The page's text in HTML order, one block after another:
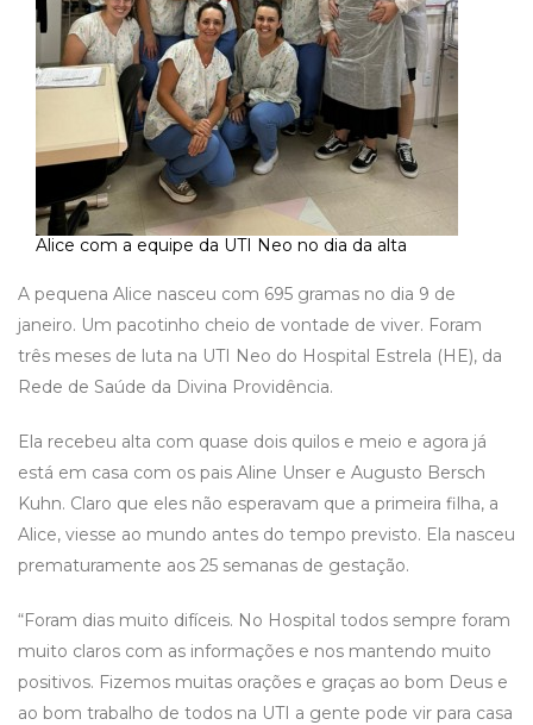
Alice com a equipe da UTI Neo no dia da alta
A pequena Alice nasceu com 695 gramas no dia 9 de
janeiro. Um pacotinho cheio de vontade de viver. Foram
três meses de luta na UTI Neo do Hospital Estrela (HE), da
Rede de Saúde da Divina Providência.
Ela recebeu alta com quase dois quilos e meio e agora já
está em casa com os pais Aline Unser e Augusto Bersch
Kuhn. Claro que eles não esperavam que a primeira filha, a
Alice, viesse ao mundo antes do tempo previsto. Ela nasceu
prematuramente aos 25 semanas de gestação.
“Foram dias muito difíceis. No Hospital todos sempre foram
muito claros com as informações e nos mantendo muito
positivos. Fizemos muitas orações e graças ao bom Deus e
ao bom trabalho de todos na UTI a gente pode vir para casa